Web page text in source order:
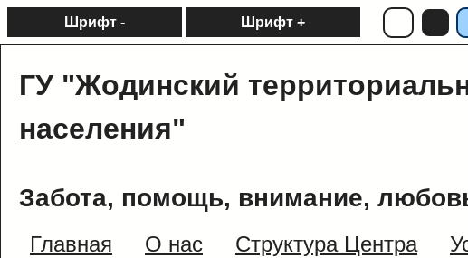
Шрифт - Шрифт +
ГУ "Жодинский
населения"
Забота, помощь, внимание,
Главная О нас Структура Центра